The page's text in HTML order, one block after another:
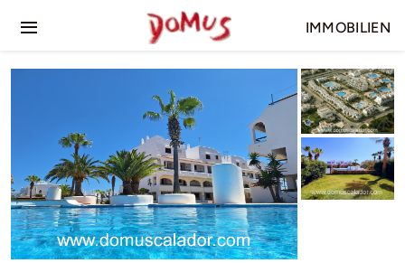
Toggle
Navigation
Vermietung
IMMOBILIEN